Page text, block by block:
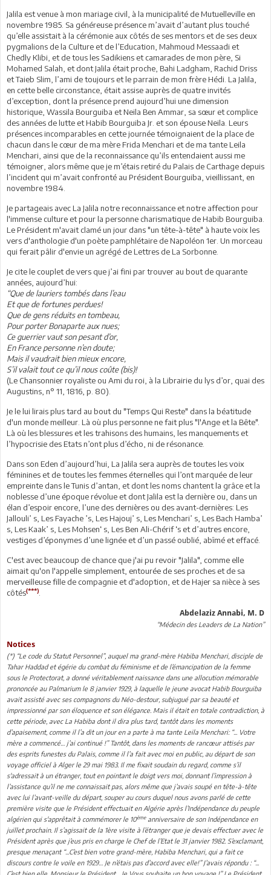
Jalila est venue à mon mariage civil, à la municipalité de Mutuelleville en
novembre 1985. Sa généreuse présence m’avait d’autant plus touché
qu’elle assistait à la cérémonie aux côtés de ses mentors et de ses deux
pygmalions de la Culture et de l’Education, Mahmoud Messaadi et
Chedly Klibi, et de tous les Sadikiens et camarades de mon père, Si
Mohamed Salah, et dont Jalila était proche, Bahi Ladgham, Rachid Driss
et Taieb Slim, l’ami de toujours et le parrain de mon frère Hédi. La Jalila,
en cette belle circonstance, était assise auprès de quatre invités
d’exception, dont la présence prend aujourd’hui une dimension
historique, Wassila Bourguiba et Neila Ben Ammar, sa sœur et complice
des années de lutte et Habib Bourguiba Jr. et son épouse Neila. Leurs
présences incomparables en cette journée témoignaient de la place de
chacun dans le cœur de ma mère Frida Menchari et de ma tante Leila
Menchari, ainsi que de la reconnaissance qu’ils entendaient aussi me
témoigner, alors même que je m’étais retiré du Palais de Carthage depuis
l’incident qui m’avait confronté au Président Bourguiba, vieillissant, en
novembre 1984.
Je partageais avec La Jalila notre reconnaissance et notre affection pour
l'immense culture et pour la personne charismatique de Habib Bourguiba.
Le Président m'avait clamé un jour dans "un tête-à-tête" à haute voix les
vers d'anthologie d'un poète pamphlétaire de Napoléon 1er. Un morceau
qui ferait pâlir d'envie un agrégé de Lettres de La Sorbonne.
Je cite le couplet de vers que j’ai fini par trouver au bout de quarante
années, aujourd’hui:
“Que de lauriers tombés dans l’eau
Et que de fortunes perdues!
Que de gens réduits en tombeau,
Pour porter Bonaparte aux nues;
Ce guerrier vaut son pesant d’or,
En France personne n’en doute;
Mais il vaudrait bien mieux encore,
S’il valait tout ce qu’il nous coûte (bis)!
(Le Chansonnier royaliste ou Ami du roi, à la Librairie du lys d’or, quai des
Augustins, n° 11, 1816, p. 80).
Je le lui lirais plus tard au bout du "Temps Qui Reste" dans la béatitude
d'un monde meilleur. Là où plus personne ne fait plus "l'Ange et la Bête".
Là où les blessures et les trahisons des humains, les manquements et
l’hypocrisie des Etats n’ont plus d’écho, ni de résonance.
Dans son Eden d’aujourd’hui, La Jalila sera auprès de toutes les voix
féminines et de toutes les femmes éternelles qui l’ont marquée de leur
empreinte dans le Tunis d’antan, et dont les noms chantent la grâce et la
noblesse d’une époque révolue et dont Jalila est la dernière ou, dans un
élan d’espoir encore, l’une des dernières ou des avant-dernières: Les
Jallouli’ s, Les Fayache ’s, Les Hajouj’ s, Les Menchari’ s, Les Bach Hamba’
s, Les Kaak’ s, Les Mohsen‘ s, Les Ben Ali-Chérif ‘s et d’autres encore,
vestiges d’éponymes d’une lignée et d’un passé oublié, abîmé et effacé.
C'est avec beaucoup de chance que j'ai pu revoir "Jalila", comme elle
aimait qu'on l'appelle simplement, entourée de ses proches et de sa
merveilleuse fille de compagnie et d'adoption, et de Hajer sa nièce à ses
côtés(***)
Abdelaziz Annabi, M. D
“Médecin des Leaders de La Nation”
Notices
(*) “Le code du Statut Personnel”, auquel ma grand-mère Habiba Menchari, disciple de
Tahar Haddad et égérie du combat du féminisme et de l’émancipation de la femme
sous le Protectorat, a donné véritablement naissance dans une allocution mémorable
prononcée au Palmarium le 8 janvier 1929, à laquelle le jeune avocat Habib Bourguiba
avait assisté avec ses compagnons du Néo-destour, subjugué par sa beauté et
impressionné par son éloquence et son élégance. Mais il était en totale contradiction, à
cette période, avec La Habiba dont il dira plus tard, tantôt dans les moments
d’apaisement, comme il l’a dit un jour en a parte à ma tante Leila Menchari: “... Votre
mère a commencé… j’ai continué !” Tantôt, dans les moments de rancœur attisés par
des esprits funestes du Palais, comme il l’a fait avec moi en public, au départ de son
voyage officiel à Alger le 29 mai 1983. Il me fixait soudain du regard, comme s’il
s'adressait à un étranger, tout en pointant le doigt vers moi, donnant l’impression à
l’assistance qu’il ne me connaissait pas, alors même que j’avais soupé en tête-à-tête
avec lui l’avant-veille du départ, souper au cours duquel nous avons parlé de cette
première visite que le Président effectuait en Algérie après l’Indépendance du peuple
algérien qui s'apprêtait à commémorer le 10èmeanniversaire de son Indépendance en
juillet prochain. Il s’agissait de la 1ère visite à l’étranger que je devais effectuer avec le
Président après que j’eus pris en charge le Chef de l’Etat le 31 janvier 1982. S’exclamant,
presque menaçant “...C’est bien votre grand-mère, Habiba Menchari, qui a fait ce
discours contre le voile en 1929… Je n’étais pas d’accord avec elle!” J’avais répondu : “...